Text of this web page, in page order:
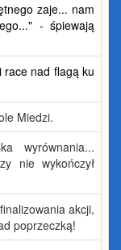
zaje... nam
- śpiewają
race nad flagą ku
Miedzi.
wyrównania...
nie wykończył
akcji,
poprzeczką!